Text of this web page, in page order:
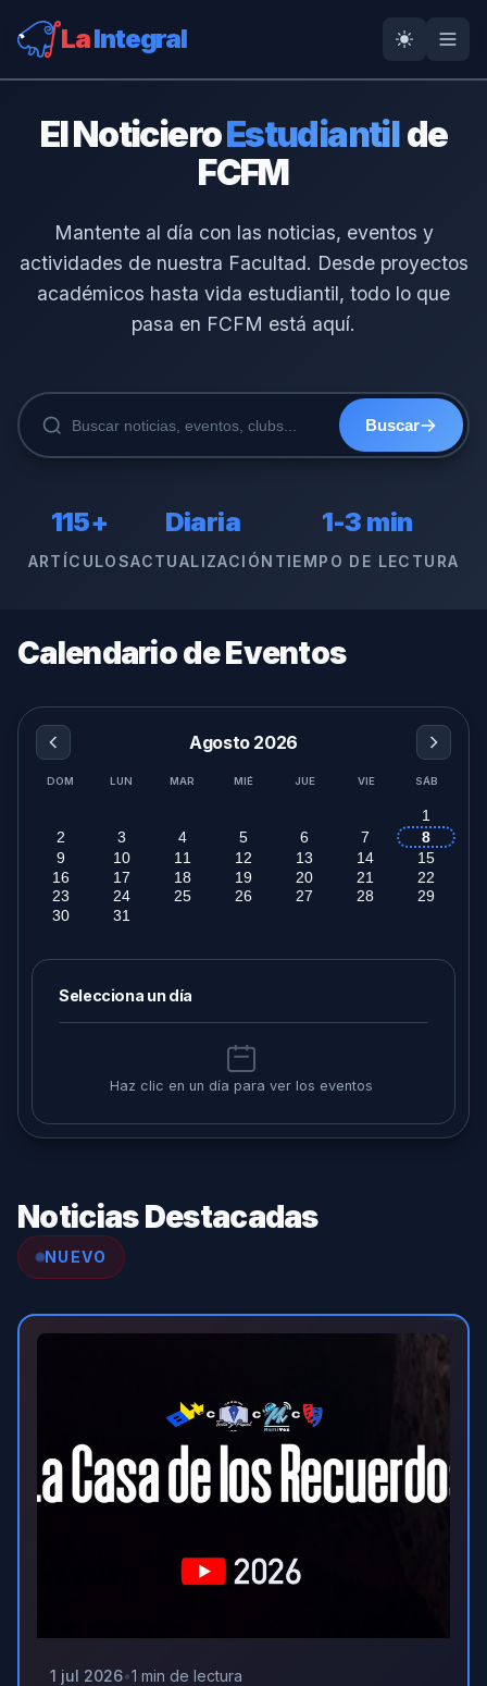
LaIntegral
El NoticieroEstudiantilde
FCFM
Mantente al día con las noticias, eventos y
actividades de nuestra Facultad. Desde proyectos
académicos hasta vida estudiantil, todo lo que
pasa en FCFM está aquí.
Buscar
115+
ARTÍCULOS
Diaria
ACTUALIZACIÓN
1-3 min
TIEMPO DE LECTURA
Calendario de Eventos
Agosto 2026
DOM LUN MAR MIÉ JUE VIE SÁB
1
2
3 4 5 6 7
8
9
10 11 12 13 14
15
16
17 18 19 20 21
22
23
24 25 26 27 28
29
30
31
Selecciona un día
Haz clic en un día para ver los eventos
Noticias Destacadas
NUEVO
1 jul 2026 1 min de lectura